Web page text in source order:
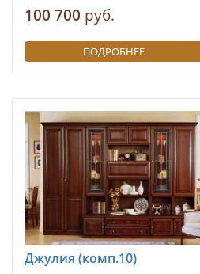
100 700 руб.
ПОДРОБНЕЕ
Джулия (комп.10)